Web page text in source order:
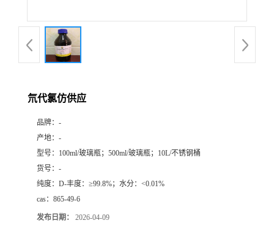
氘代氯仿供应
品牌： -
产地： -
型号： 100ml/玻璃瓶；500ml/玻璃瓶；10L/不锈钢桶
货号： -
纯度： D-丰度：≥99.8%；水分：<0.01%
cas： 865-49-6
发布日期： 2026-04-09